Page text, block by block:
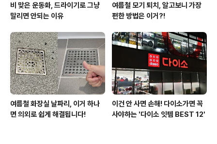
비 맞은 운동화, 드라이기로 그냥
말리면 안되는 이유
여름철 모기 퇴치, 알고보니 가장
편한 방법은 이거?!
여름철 화장실 날파리, 이거 하나
면 의외로 쉽게 해결됩니다!
이건 안 사면 손해! 다이소가면 꼭
사야하는 '다이소 잇템 BEST 12'